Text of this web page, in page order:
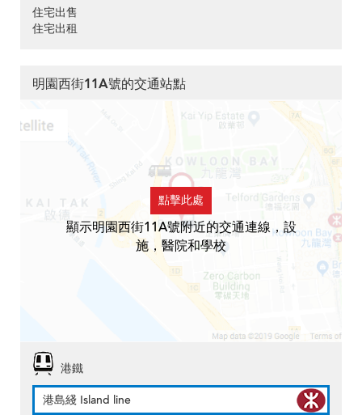
住宅出售
住宅出租
明園西街11A號的交通站點
點擊此處
顯示明園西街11A號附近的交通連線，設
施，醫院和學校
港鐵
港島綫 Island line